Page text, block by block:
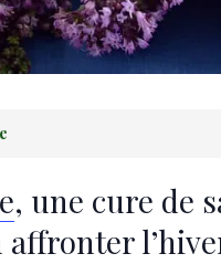
, une cure de